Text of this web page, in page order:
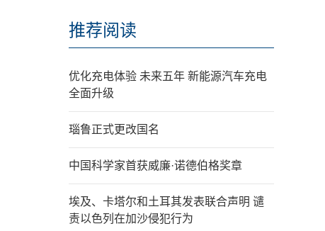
推荐阅读
优化充电体验 未来五年 新能源汽车充电
全面升级
瑙鲁正式更改国名
中国科学家首获威廉·诺德伯格奖章
埃及、卡塔尔和土耳其发表联合声明 谴
责以色列在加沙侵犯行为